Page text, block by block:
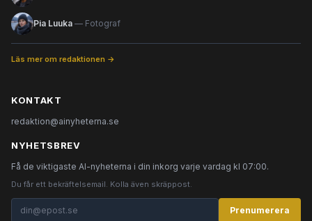
Pia Luuka — Fotograf
Läs mer om redaktionen →
KONTAKT
redaktion@ainyheterna.se
NYHETSBREV
Få de viktigaste AI-nyheterna i din inkorg varje vardag kl 07:00.
Du får ett bekräftelsemail. Kolla även skräppost.
Prenumerera